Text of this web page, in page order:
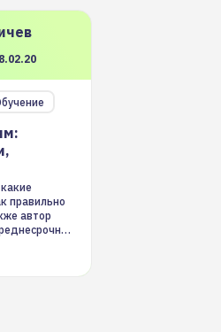
правильно
автор